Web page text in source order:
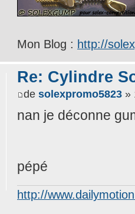
Mon Blog : http://
Re: Cylindre
de solexpromo5823 »
nan je déconne
pépé
http://